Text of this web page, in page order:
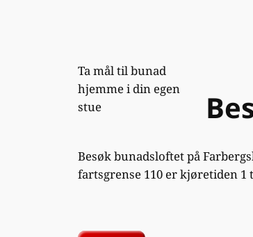
Ta mål til bunad
hjemme i din egen
stue
Besøk bunadsloftet på
fartsgrense 110 er kjøretiden 1